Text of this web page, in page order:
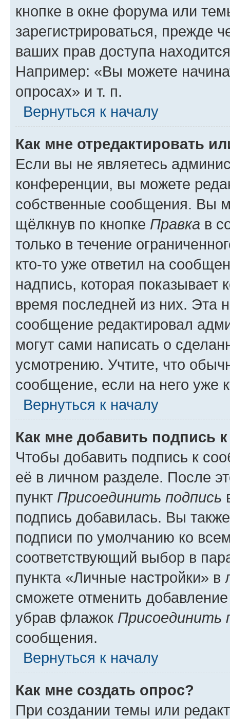
кнопке в окне форума или
зарегистрироваться, прежде
ваших прав доступа
Например: «Вы можете
опросах» и т. п.
Вернуться к началу
Как мне отредактировать
Если вы не являетесь
конференции, вы можете
собственные сообщения. Вы
щёлкнув по кнопке Правка в
только в течение
кто-то уже ответил на
надпись, которая показывает
время последней из них. Эта
сообщение редактировал
могут сами написать о
усмотрению. Учтите, что
сообщение, если на него уже
Вернуться к началу
Как мне добавить подпись
Чтобы добавить подпись к
её в личном разделе. После
пункт Присоединить подпись
подпись добавилась. Вы
подписи по умолчанию ко
соответствующий выбор в
пункта «Личные настройки»
сможете отменить
убрав флажок Присоединить
сообщения.
Вернуться к началу
Как мне создать опрос?
При создании темы или